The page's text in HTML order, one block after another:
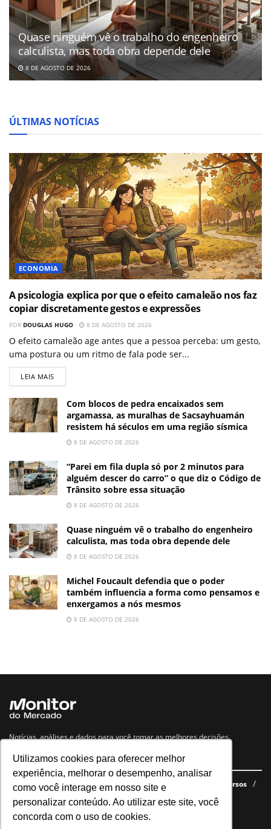
Utilizamos cookies para oferecer melhor
experiência, melhorar o desempenho, analisar
como você interage em nosso site e
personalizar conteúdo. Ao utilizar este site, você
concorda com o uso de cookies.
Quase ninguém vê o trabalho do engenheiro
calculista, mas toda obra depende dele
8 DE AGOSTO DE 2026
ÚLTIMAS NOTÍCIAS
ECONOMIA
A psicologia explica por que o efeito camaleão nos faz
copiar discretamente gestos e expressões
POR DOUGLAS HUGO 8 DE AGOSTO DE 2026
O efeito camaleão age antes que a pessoa perceba: um gesto,
uma postura ou um ritmo de fala pode ser...
LEIA MAIS
Com blocos de pedra encaixados sem
argamassa, as muralhas de Sacsayhuamán
resistem há séculos em uma região sísmica
8 DE AGOSTO DE 2026
“Parei em fila dupla só por 2 minutos para
alguém descer do carro” o que diz o Código de
Trânsito sobre essa situação
8 DE AGOSTO DE 2026
Quase ninguém vê o trabalho do engenheiro
calculista, mas toda obra depende dele
8 DE AGOSTO DE 2026
Michel Foucault defendia que o poder
também influencia a forma como pensamos e
enxergamos a nós mesmos
8 DE AGOSTO DE 2026
Notícias, análises e dados para você tomar as melhores decisões.
Navegue no site
Últimas notícias Quem somos E-books gratuitos
Cursos
Política de privacidade